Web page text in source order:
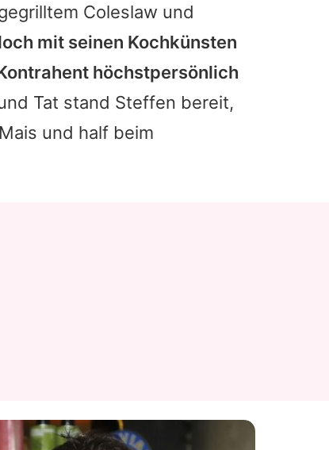
Coleslaw und
mit seinen Kochkünsten
höchstpersönlich
Tat stand Steffen bereit,
und half beim